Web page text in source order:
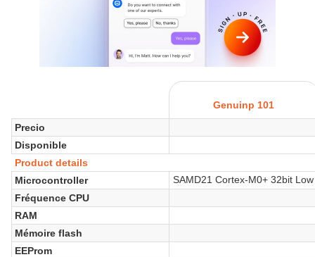
Genuinp 101
Precio
Disponible
Product details
Microcontroller
SAMD21 Cortex-M0+ 32bit Low
Fréquence CPU
RAM
Mémoire flash
EEProm